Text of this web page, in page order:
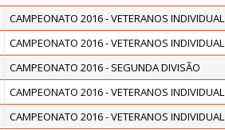
CAMPEONATO 2016 - VETERANOS INDIVIDUAL
CAMPEONATO 2016 - VETERANOS INDIVIDUAL
CAMPEONATO 2016 - SEGUNDA DIVISÃO
CAMPEONATO 2016 - VETERANOS INDIVIDUAL
CAMPEONATO 2016 - VETERANOS INDIVIDUAL